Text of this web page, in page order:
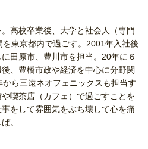
高校卒業後、大学と社会人（専門
東京都内で過ごす。2001年入社後
田原市、豊川市を担当。20年に６
、豊橋市政や経済を中心に分野関
ら三遠ネオフェニックスも担当す
喫茶店（カフェ）で過ごすことを
をして雰囲気をぶち壊して心を痛
。